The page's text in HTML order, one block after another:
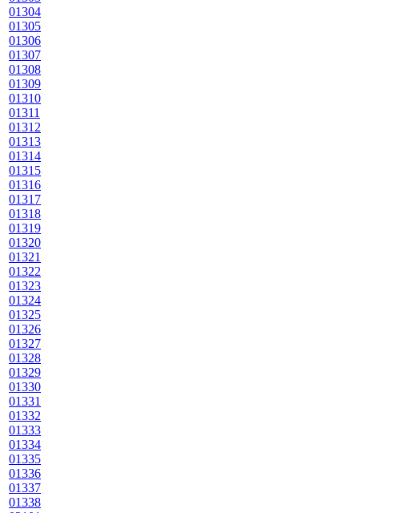
01304
01305
01306
01307
01308
01309
01310
01311
01312
01313
01314
01315
01316
01317
01318
01319
01320
01321
01322
01323
01324
01325
01326
01327
01328
01329
01330
01331
01332
01333
01334
01335
01336
01337
01338